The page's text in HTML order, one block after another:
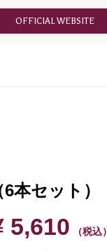
OFFICIAL WEBSITE
本セット）
5,610 （税込）